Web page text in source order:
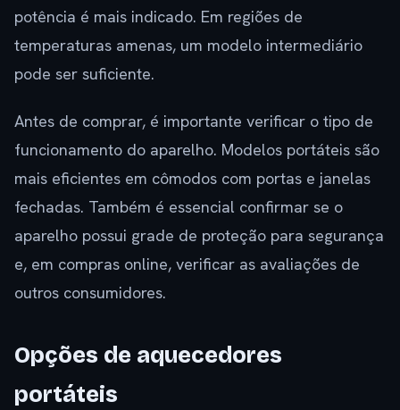
potência é mais indicado. Em regiões de
temperaturas amenas, um modelo intermediário
pode ser suficiente.
Antes de comprar, é importante verificar o tipo de
funcionamento do aparelho. Modelos portáteis são
mais eficientes em cômodos com portas e janelas
fechadas. Também é essencial confirmar se o
aparelho possui grade de proteção para segurança
e, em compras online, verificar as avaliações de
outros consumidores.
Opções de aquecedores
portáteis